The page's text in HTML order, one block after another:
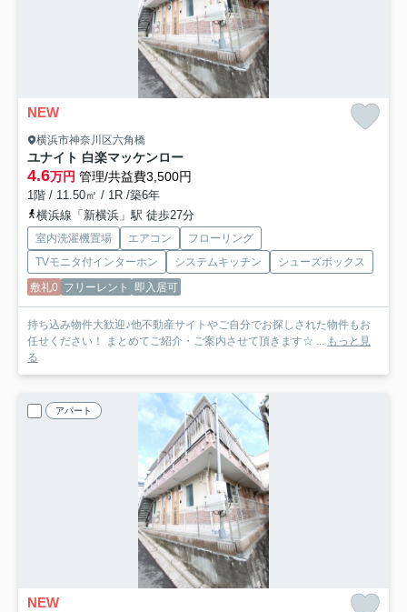
NEW
横浜市神奈川区六角橋
ユナイト 白楽マッケンロー
4.6万円 管理/共益費3,500円
1階 / 11.50㎡ / 1R /築6年
横浜線「新横浜」駅 徒歩27分
室内洗濯機置場 エアコン
フローリング
TVモニタ付インターホン
システムキッチン
シューズボックス
敷礼0 フリーレント 即入居可
持ち込み物件大歓迎♪他不動産サイトやご自分でお探しされた物件もお
任せください！ まとめてご紹介・ご案内させて頂きます☆ ... もっと見
る
アパート
NEW